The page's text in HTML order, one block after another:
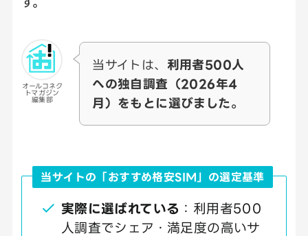
オールコネク
トマガジン
編集部
当サイトは、 利用者500人
への独自調査（2026年4
月）をもとに選びました。
当サイトの「おすすめ格安SIM」の選定基準
実際に選ばれている ：利用者500
人調査でシェア・満足度の高いサ